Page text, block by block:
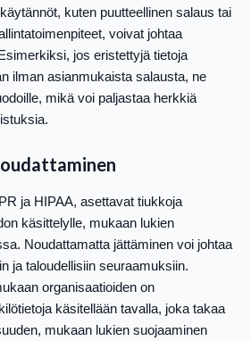
kuten puutteellinen salaus tai
voivat johtaa
jos eristettyjä tietoja
ilman asianmukaista salausta, ne
mikä voi paljastaa herkkiä
ja HIPAA, asettavat tiukkoja
käsittelylle, mukaan lukien
Noudattamatta jättäminen voi johtaa
ja taloudellisiin seuraamuksiin.
organisaatioiden on
käsitellään tavalla, joka takaa
mukaan lukien suojaaminen